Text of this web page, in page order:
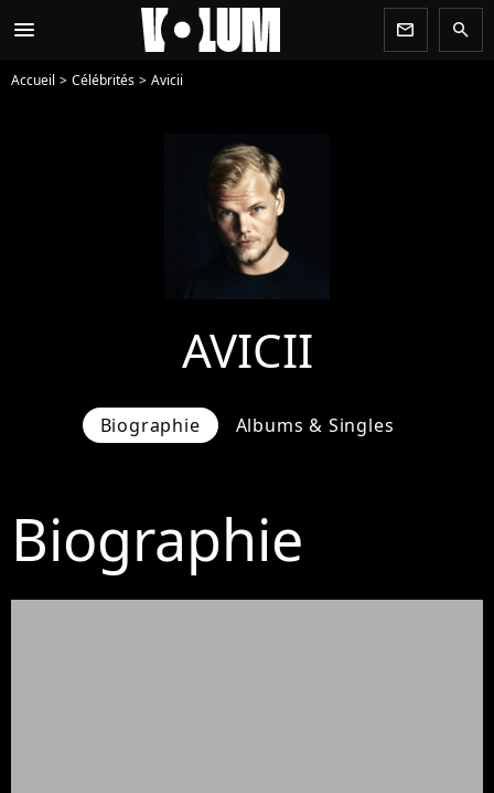
menu newsletter search
Accueil Célébrités Avicii
AVICII
Biographie Albums & Singles
Biographie